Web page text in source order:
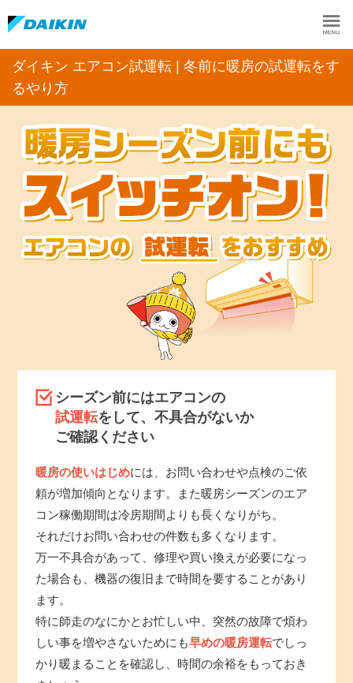
ダイキン エアコン試運転 | 冬前に暖房の試運転をす
るやり方
シーズン前にはエアコンの
試運転をして、不具合がないか
ご確認ください
暖房の使いはじめには、お問い合わせや点検のご依
頼が増加傾向となります。また暖房シーズンのエア
コン稼働期間は冷房期間よりも長くなりがち。
それだけお問い合わせの件数も多くなります。
万一不具合があって、修理や買い換えが必要になっ
た場合も、機器の復旧まで時間を要することがあり
ます。
特に師走のなにかとお忙しい中、突然の故障で煩わ
しい事を増やさないためにも早めの暖房運転でしっ
かり暖まることを確認し、時間の余裕をもっておき